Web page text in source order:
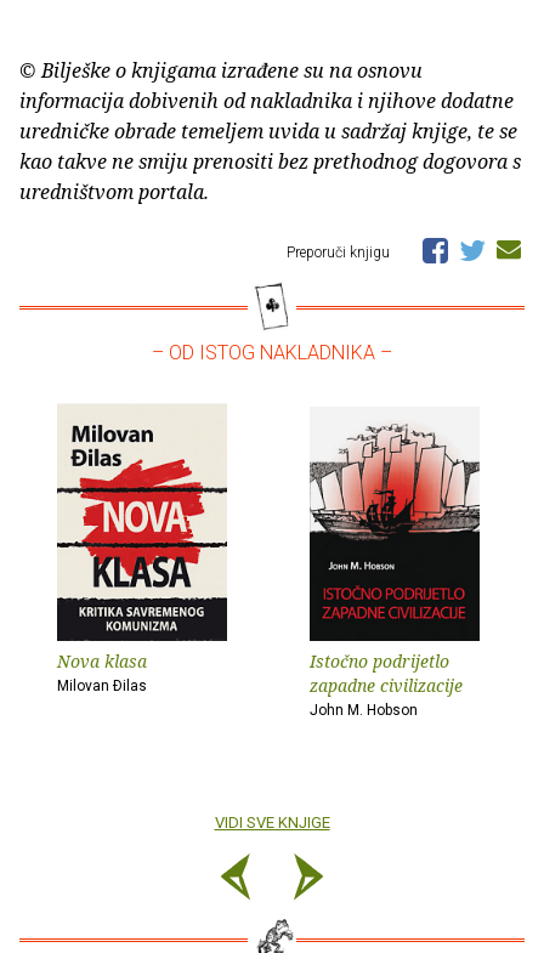
© Bilješke o knjigama izrađene su na osnovu
informacija dobivenih od nakladnika i njihove dodatne
uredničke obrade temeljem uvida u sadržaj knjige, te se
kao takve ne smiju prenositi bez prethodnog dogovora s
uredništvom portala.
Preporuči knjigu
– OD ISTOG NAKLADNIKA –
Nova klasa
Milovan Ðilas
Istočno podrijetlo
zapadne civilizacije
John M. Hobson
VIDI SVE KNJIGE